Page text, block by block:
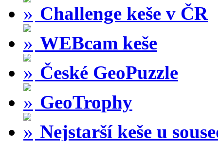
Challenge keše v ČR
WEBcam keše
České GeoPuzzle
GeoTrophy
Nejstarší keše u